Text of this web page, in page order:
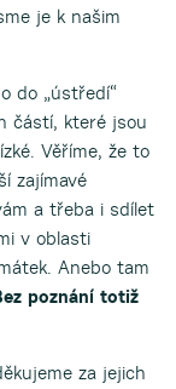
je k našim
do „ústředí“
částí, které jsou
Věříme, že to
zajímavé
a třeba i sdílet
v oblasti
Anebo tam
poznání totiž
za jejich